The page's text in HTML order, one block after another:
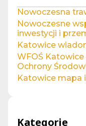
Nowoczesna
Nowoczesne
inwestycji i
Katowice
WFOŚ
Ochrony
Katowice mapa
Kategorie